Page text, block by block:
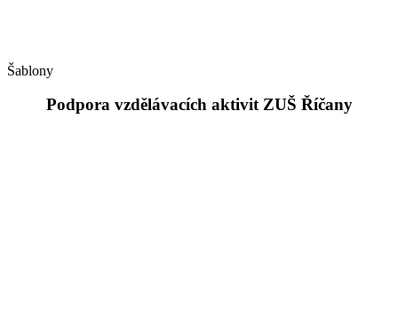
Šablony
Podpora vzdělávacích aktivit ZUŠ Říčany